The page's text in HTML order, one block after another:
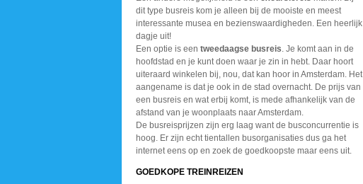
dit type busreis kom je alleen bij de mooiste en meest
interessante musea en bezienswaardigheden. Een heerlijk
dagje uit!
Een optie is een tweedaagse busreis. Je komt aan in de
hoofdstad en je kunt doen waar je zin in hebt. Daar hoort
uiteraard winkelen bij, nou, dat kan hoor in Amsterdam. Het
aangename is dat je ook in de stad overnacht. De prijs van
een busreis en wat erbij komt, is mede afhankelijk van de
afstand van je woonplaats naar Amsterdam.
De busreisprijzen zijn erg laag want de busconcurrentie is
hoog. Er zijn echt tientallen busorganisaties dus ga het
internet eens op en zoek de goedkoopste maar eens uit.
GOEDKOPE TREINREIZEN